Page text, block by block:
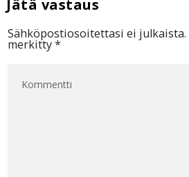
Sähköpostiosoitettasi ei julkaista.
merkitty*